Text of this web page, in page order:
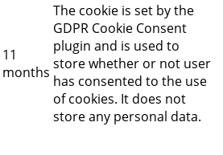
11
months
The cookie is set by the
GDPR Cookie Consent
plugin and is used to
store whether or not user
has consented to the use
of cookies. It does not
store any personal data.